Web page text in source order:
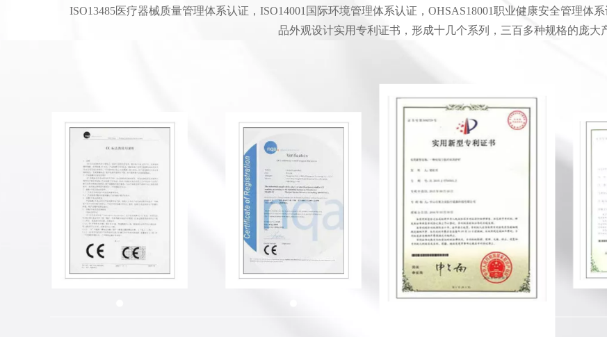
ISO13485医疗器械质量管理体系认证，ISO14001国际环境管理体系认证，OHSAS18001职业健康安全管理体
品外观设计实用专利证书，形成十几个系列，三百多种规格的庞大